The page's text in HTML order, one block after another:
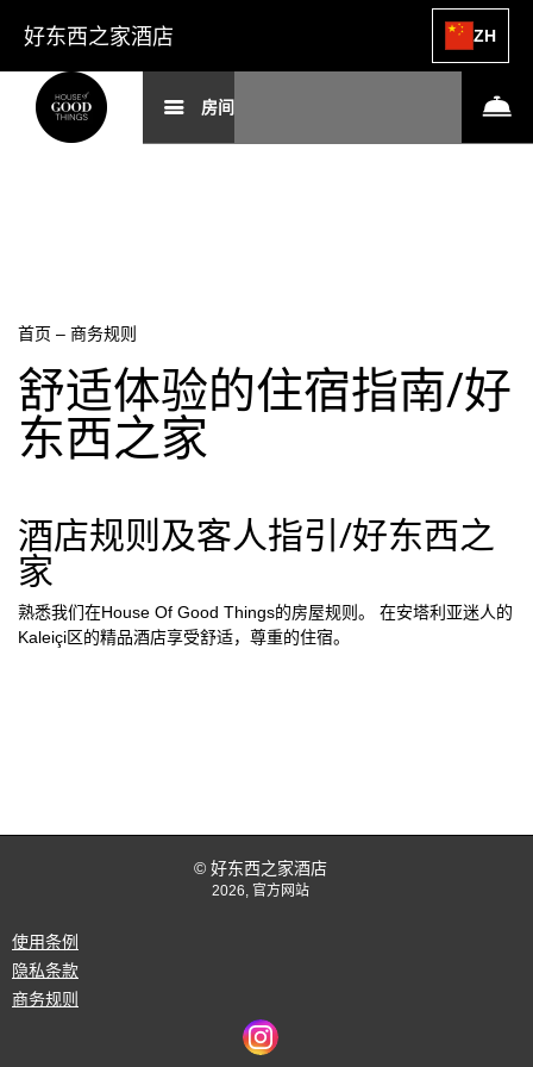
好东西之家酒店 ZH
房间
首页 – 商务规则
舒适体验的住宿指南/好
东西之家
酒店规则及客人指引/好东西之
家
熟悉我们在House Of Good Things的房屋规则。 在安塔利亚迷人的
Kaleiçi区的精品酒店享受舒适，尊重的住宿。
© 好东西之家酒店
2026, 官方网站
使用条例
隐私条款
商务规则